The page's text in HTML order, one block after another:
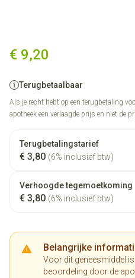
€ 9,20
Terugbetaalbaar
Als je recht hebt op een terugbetaling
apotheek een verlaagde prijs en niet de
Terugbetalingstarief
€ 3,80 (6% inclusief btw)
Verhoogde tegemoetkoming
€ 3,80 (6% inclusief btw)
Belangrijke
Voor dit geneesmiddel
beoordeling door de